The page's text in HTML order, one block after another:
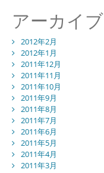
アーカイブ
2012年2月
2012年1月
2011年12月
2011年11月
2011年10月
2011年9月
2011年8月
2011年7月
2011年6月
2011年5月
2011年4月
2011年3月